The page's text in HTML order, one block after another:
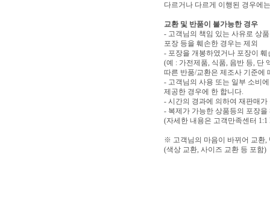
다르거나 다르게 이행된 경우에
교환 및 반품이 불가능한 경우
- 고객님의 책임 있는 사유로 상
포장 등을 훼손한 경우는 제외
- 포장을 개봉하였거나 포장이
(예 : 가전제품, 식품, 음반 등, 단
따른 반품/교환은 제조사 기준에
- 고객님의 사용 또는 일부 소비
제공한 경우에 한 합니다.
- 시간의 경과에 의하여 재판매
- 복제가 가능한 상품등의 포장을
(자세한 내용은 고객만족센터
※ 고객님의 마음이 바뀌어 교환,
(색상 교환, 사이즈 교환 등 포함)